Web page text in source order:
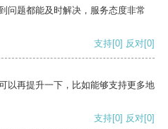
问题都能及时解决，服务态度非常
支持[0] 反对[0]
以再提升一下，比如能够支持更多地
支持[0] 反对[0]